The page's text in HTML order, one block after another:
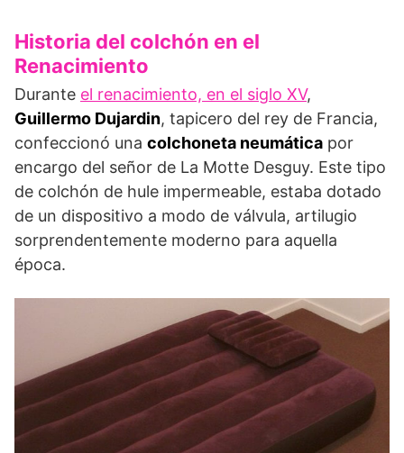
Historia del colchón en el
Renacimiento
Durante el renacimiento, en el siglo XV,
Guillermo Dujardin, tapicero del rey de Francia,
confeccionó una colchoneta neumática por
encargo del señor de La Motte Desguy. Este tipo
de colchón de hule impermeable, estaba dotado
de un dispositivo a modo de válvula, artilugio
sorprendentemente moderno para aquella
época.